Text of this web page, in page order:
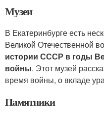
Музеи
В Екатеринбурге есть
Великой Отечественной
истории СССР в годы
войны. Этот музей
время войны, о вкладе
Памятники